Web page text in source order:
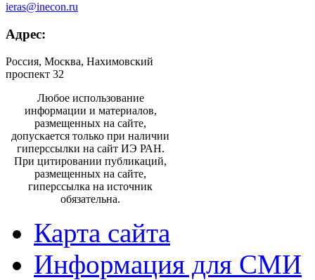
ieras@inecon.ru
Адрес:
Россия, Москва, Нахимовский
проспект 32
Любое использование
информации и материалов,
размещенных на сайте,
допускается только при наличии
гиперссылки на сайт ИЭ РАН.
При цитировании публикаций,
размещенных на сайте,
гиперссылка на источник
обязательна.
Карта сайта
Информация для СМИ